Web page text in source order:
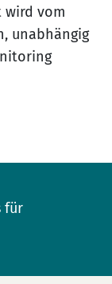
wird vom
unabhängig
für